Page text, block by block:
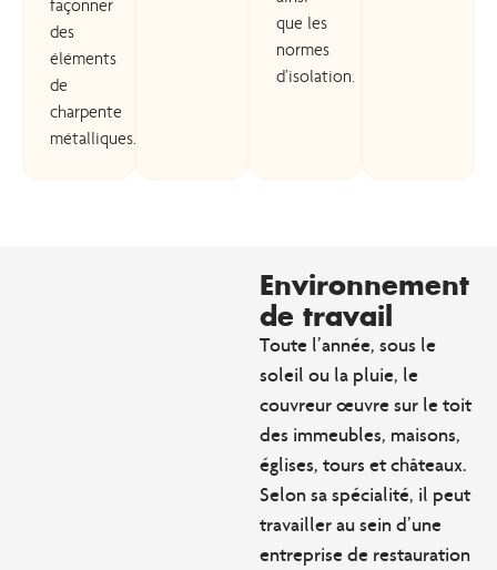
façonner
des
éléments
de
charpente
métalliques.
que les
normes
d’isolation.
Environnement
de travail
Toute l’année, sous le
soleil ou la pluie, le
couvreur œuvre sur le toit
des immeubles, maisons,
églises, tours et châteaux.
Selon sa spécialité, il peut
travailler au sein d’une
entreprise de restauration